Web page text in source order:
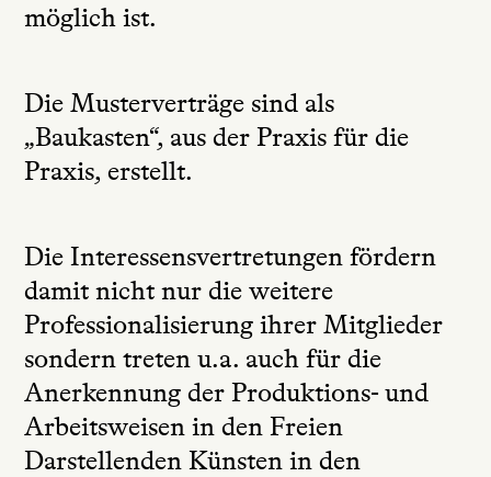
möglich ist.
Die Musterverträge sind als
„Baukasten“, aus der Praxis für die
Praxis, erstellt.
Die Interessensvertretungen fördern
damit nicht nur die weitere
Professionalisierung ihrer Mitglieder
sondern treten u.a. auch für die
Anerkennung der Produktions- und
Arbeitsweisen in den Freien
Darstellenden Künsten in den